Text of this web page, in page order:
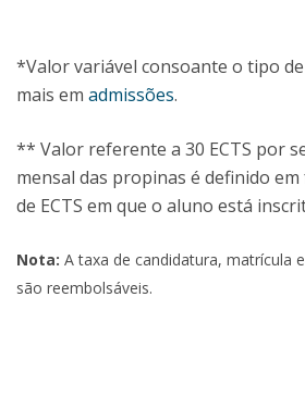
*Valor variável consoante o tipo
mais em admissões.
** Valor referente a 30 ECTS por
mensal das propinas é definido
de ECTS em que o aluno está
Nota: A taxa de candidatura, matrícula
são reembolsáveis.